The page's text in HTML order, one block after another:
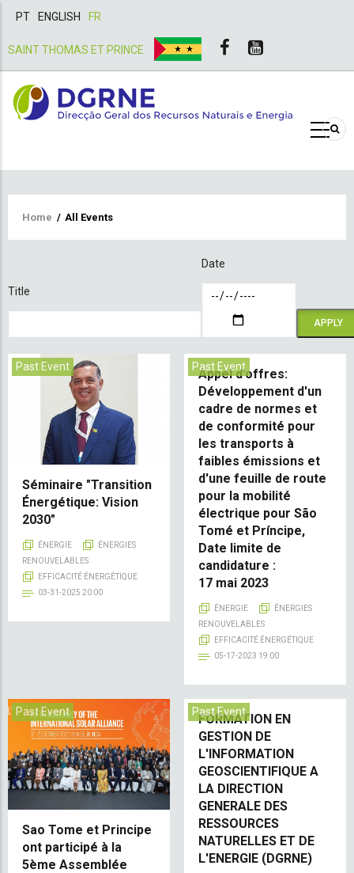
PT ENGLISH FR
SAINT THOMAS ET PRINCE
Breadcrumb
Home / All Events
Title
Date
Past Event
Séminaire "Transition
Énergétique: Vision
2030"
ÉNERGIE
ÉNERGIES
RENOUVELABLES
EFFICACITÉ ÉNERGÉTIQUE
03-31-2025 20:00
Past Event
Appel d'offres:
Développement d'un
cadre de normes et
de conformité pour
les transports à
faibles émissions et
d'une feuille de route
pour la mobilité
électrique pour São
Tomé et Príncipe,
Date limite de
candidature :
17 mai 2023
ÉNERGIE
ÉNERGIES
RENOUVELABLES
EFFICACITÉ ÉNERGÉTIQUE
05-17-2023 19:00
Past Event
Sao Tome et Principe
ont participé à la
5ème Assemblée
Past Event
FORMATION EN
GESTION DE
L'INFORMATION
GEOSCIENTIFIQUE A
LA DIRECTION
GENERALE DES
RESSOURCES
NATURELLES ET DE
L'ENERGIE (DGRNE)